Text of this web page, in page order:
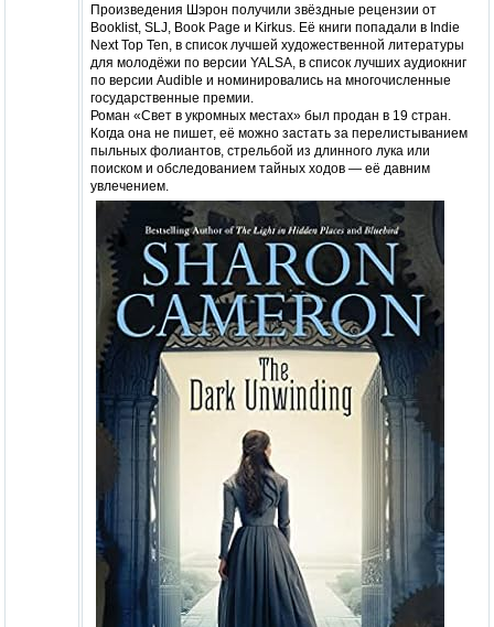
Произведения Шэрон получили звёздные рецензии от
Booklist, SLJ, Book Page и Kirkus. Её книги попадали в Indie
Next Top Ten, в список лучшей художественной литературы
для молодёжи по версии YALSA, в список лучших аудиокниг
по версии Audible и номинировались на многочисленные
государственные премии.
Роман «Свет в укромных местах» был продан в 19 стран.
Когда она не пишет, её можно застать за перелистыванием
пыльных фолиантов, стрельбой из длинного лука или
поиском и обследованием тайных ходов — её давним
увлечением.